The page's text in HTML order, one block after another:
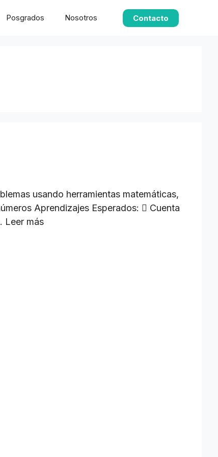
Posgrados Nosotros Contacto
usando herramientas matemáticas,
Aprendizajes Esperados:  Cuenta
Leer más